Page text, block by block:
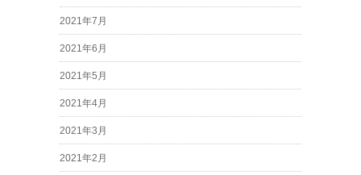
2021年7月
2021年6月
2021年5月
2021年4月
2021年3月
2021年2月